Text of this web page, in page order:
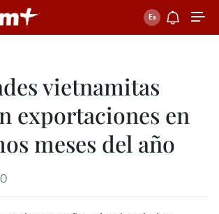
vietnamitas
exportaciones en
meses del año